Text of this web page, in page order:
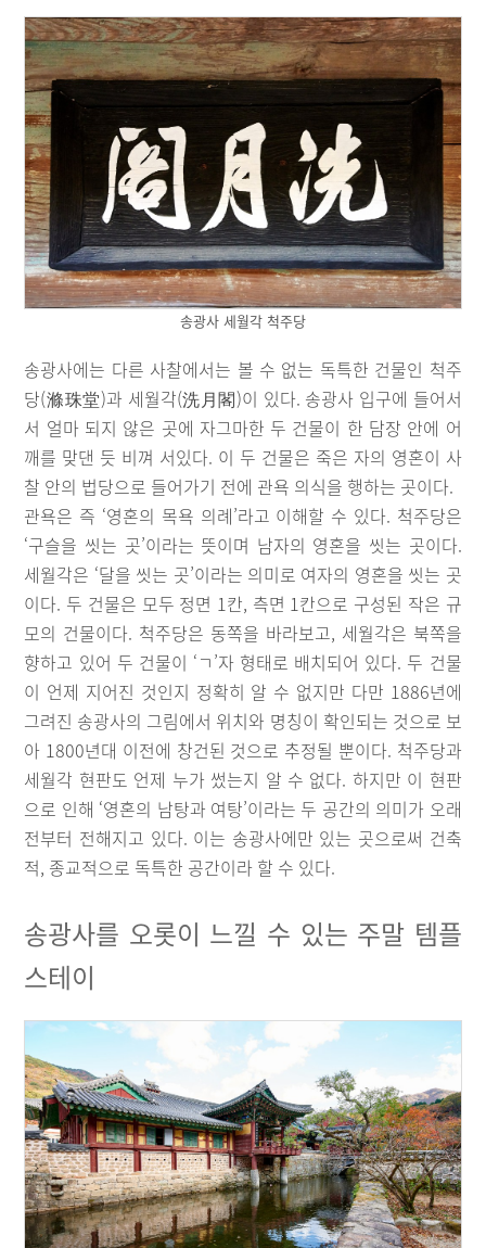
송광사 세월각 척주당
송광사에는 다른 사찰에서는 볼 수 없는 독특한 건물인 척주
당(滌珠堂)과 세월각(洗月閣)이 있다. 송광사 입구에 들어서
서 얼마 되지 않은 곳에 자그마한 두 건물이 한 담장 안에 어
깨를 맞댄 듯 비껴 서있다. 이 두 건물은 죽은 자의 영혼이 사
찰 안의 법당으로 들어가기 전에 관욕 의식을 행하는 곳이다.
관욕은 즉 ‘영혼의 목욕 의례’라고 이해할 수 있다. 척주당은
‘구슬을 씻는 곳’이라는 뜻이며 남자의 영혼을 씻는 곳이다.
세월각은 ‘달을 씻는 곳’이라는 의미로 여자의 영혼을 씻는 곳
이다. 두 건물은 모두 정면 1칸, 측면 1칸으로 구성된 작은 규
모의 건물이다. 척주당은 동쪽을 바라보고, 세월각은 북쪽을
향하고 있어 두 건물이 ‘ㄱ’자 형태로 배치되어 있다. 두 건물
이 언제 지어진 것인지 정확히 알 수 없지만 다만 1886년에
그려진 송광사의 그림에서 위치와 명칭이 확인되는 것으로 보
아 1800년대 이전에 창건된 것으로 추정될 뿐이다. 척주당과
세월각 현판도 언제 누가 썼는지 알 수 없다. 하지만 이 현판
으로 인해 ‘영혼의 남탕과 여탕’이라는 두 공간의 의미가 오래
전부터 전해지고 있다. 이는 송광사에만 있는 곳으로써 건축
적, 종교적으로 독특한 공간이라 할 수 있다.
송광사를 오롯이 느낄 수 있는 주말 템플
스테이